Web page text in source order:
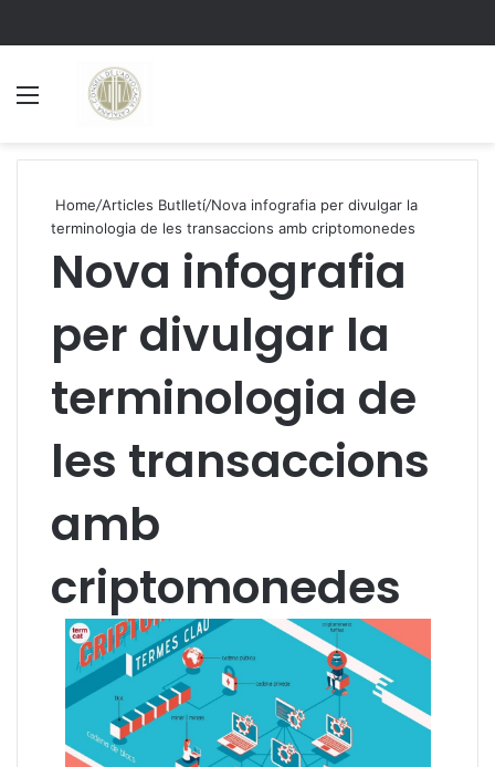
Home/Articles Butlletí/Nova infografia per divulgar la
terminologia de les transaccions amb criptomonedes
Nova infografia
per divulgar la
terminologia de
les transaccions
amb
criptomonedes